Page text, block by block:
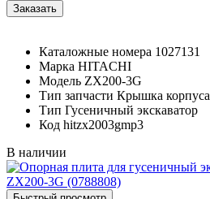
Каталожные номера 1027131
Марка HITACHI
Модель ZX200-3G
Тип запчасти Крышка корпуса
Тип Гусеничный экскаватор
Код hitzx2003gmp3
В наличии